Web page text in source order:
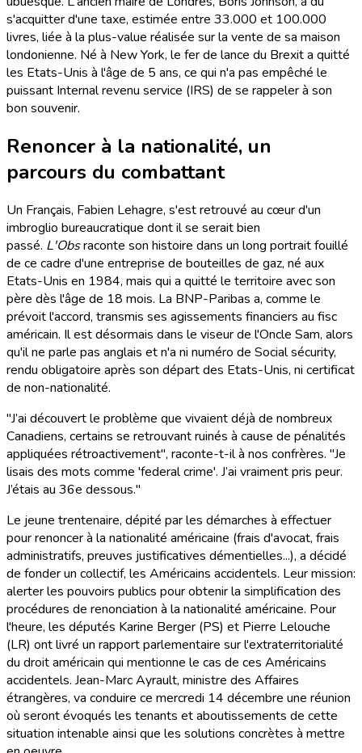
s'acquitter d'une taxe, estimée entre 33.000 et 100.000
livres, liée à la plus-value réalisée sur la vente de sa maison
londonienne. Né à New York, le fer de lance du Brexit a quitté
les Etats-Unis à l'âge de 5 ans, ce qui n'a pas empêché le
puissant Internal revenu service (IRS) de se rappeler à son
bon souvenir.
Renoncer à la nationalité, un
parcours du combattant
Un Français, Fabien Lehagre, s'est retrouvé au cœur d'un
imbroglio bureaucratique dont il se serait bien
passé. L'Obsraconte son histoire dans un long portrait fouillé
de ce cadre d'une entreprise de bouteilles de gaz, né aux
Etats-Unis en 1984, mais qui a quitté le territoire avec son
père dès l'âge de 18 mois. La BNP-Paribas a, comme le
prévoit l'accord, transmis ses agissements financiers au fisc
américain. Il est désormais dans le viseur de l'Oncle Sam, alors
qu'il ne parle pas anglais et n'a ni numéro de Social sécurity,
rendu obligatoire après son départ des Etats-Unis, ni certificat
de non-nationalité.
"J’ai découvert le problème que vivaient déjà de nombreux
Canadiens, certains se retrouvant ruinés à cause de pénalités
appliquées rétroactivement", raconte-t-il à nos confrères. "Je
lisais des mots comme 'federal crime'. J’ai vraiment pris peur.
J’étais au 36e dessous."
Le jeune trentenaire, dépité par les démarches à effectuer
pour renoncer à la nationalité américaine (frais d'avocat, frais
administratifs, preuves justificatives démentielles...), a décidé
de fonder un collectif, les Américains accidentels. Leur mission:
alerter les pouvoirs publics pour obtenir la simplification des
procédures de renonciation à la nationalité américaine. Pour
l'heure, les députés Karine Berger (PS) et Pierre Lelouche
(LR) ont livré un rapport parlementaire sur l'extraterritorialité
du droit américain qui mentionne le cas de ces Américains
accidentels. Jean-Marc Ayrault, ministre des Affaires
étrangères, va conduire ce mercredi 14 décembre une réunion
où seront évoqués les tenants et aboutissements de cette
situation intenable ainsi que les solutions concrètes à mettre